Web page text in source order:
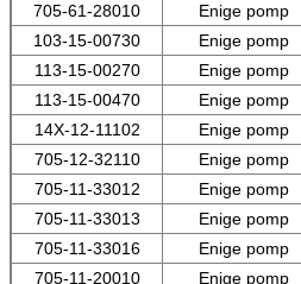
705-61-28010
Enige pomp
103-15-00730
Enige pomp
113-15-00270
Enige pomp
113-15-00470
Enige pomp
14X-12-11102
Enige pomp
705-12-32110
Enige pomp
705-11-33012
Enige pomp
705-11-33013
Enige pomp
705-11-33016
Enige pomp
705-11-20010
Enige pomp